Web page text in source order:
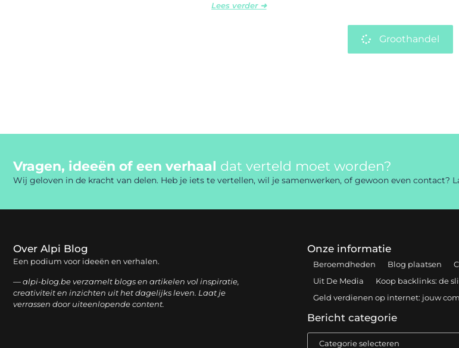
Lees verder ➜
Groothandel
Vragen, ideeën of een verhaal dat verteld moet worden?
Wij geloven in de kracht van delen. Heb je iets te vertellen, wil je samenwerken, of gewoon even contact?
Over Alpi Blog
Een podium voor ideeën en verhalen.
— alpi-blog.be verzamelt blogs en artikelen vol inspiratie,
creativiteit en inzichten uit het dagelijks leven. Laat je
verrassen door uiteenlopende content.
Onze informatie
Beroemdheden Blog plaatsen
Uit De Media
Koop backlinks: de
Geld verdienen op internet: jouw
Bericht categorie